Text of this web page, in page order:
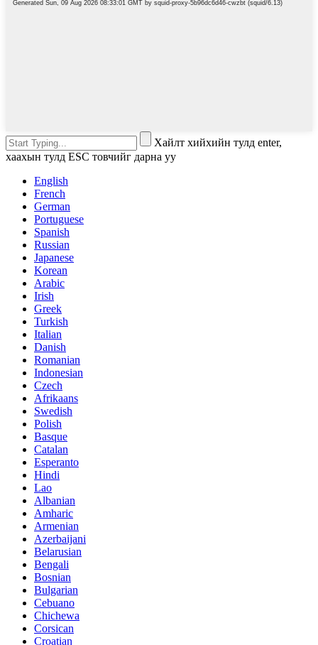
Хайлт хийхийн тулд enter,
хаахын тулд ESC товчийг дарна уу
English
French
German
Portuguese
Spanish
Russian
Japanese
Korean
Arabic
Irish
Greek
Turkish
Italian
Danish
Romanian
Indonesian
Czech
Afrikaans
Swedish
Polish
Basque
Catalan
Esperanto
Hindi
Lao
Albanian
Amharic
Armenian
Azerbaijani
Belarusian
Bengali
Bosnian
Bulgarian
Cebuano
Chichewa
Corsican
Croatian